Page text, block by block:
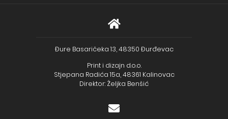
Đure Basaričeka 13, 48350 Đurđevac
Print i dizajn d.o.o.
Stjepana Radića 15a, 48361 Kalinovac
Direktor: Željka Benšić